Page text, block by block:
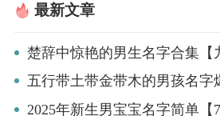
最新文章
楚辞中惊艳的男生名字合集【
五行带土带金带木的男孩名字
篇】2025年新生男宝宝名字简单【7